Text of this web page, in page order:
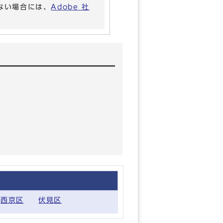
い場合には、Adobe 社
西京区 伏見区